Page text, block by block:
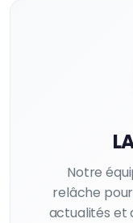
Notre
relâche
actualités et